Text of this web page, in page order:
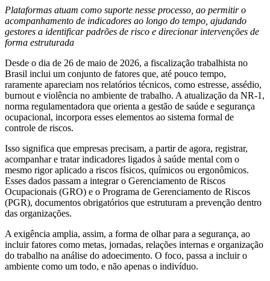
Plataformas atuam como suporte nesse processo, ao permitir o
acompanhamento de indicadores ao longo do tempo, ajudando
gestores a identificar padrões de risco e direcionar intervenções de
forma estruturada
Desde o dia de 26 de maio de 2026, a fiscalização trabalhista no
Brasil inclui um conjunto de fatores que, até pouco tempo,
raramente apareciam nos relatórios técnicos, como estresse, assédio,
burnout e violência no ambiente de trabalho. A atualização da NR-1,
norma regulamentadora que orienta a gestão de saúde e segurança
ocupacional, incorpora esses elementos ao sistema formal de
controle de riscos.
Isso significa que empresas precisam, a partir de agora, registrar,
acompanhar e tratar indicadores ligados à saúde mental com o
mesmo rigor aplicado a riscos físicos, químicos ou ergonômicos.
Esses dados passam a integrar o Gerenciamento de Riscos
Ocupacionais (GRO) e o Programa de Gerenciamento de Riscos
(PGR), documentos obrigatórios que estruturam a prevenção dentro
das organizações.
A exigência amplia, assim, a forma de olhar para a segurança, ao
incluir fatores como metas, jornadas, relações internas e organização
do trabalho na análise do adoecimento. O foco, passa a incluir o
ambiente como um todo, e não apenas o indivíduo.